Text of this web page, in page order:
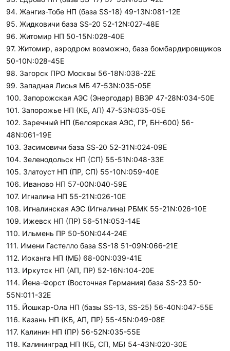
94. Жангиз-Тобе НП (база SS-18) 49-13N:081-12E
95. Жидковичи база SS-20 52-12N:027-48E
96. Житомир НП 50-15N:028-40E
97. Житомир, аэродром возможно, база бомбардировщиков
50-10N:028-45E
98. Загорск ПРО Москвы 56-18N:038-22E
99. Западная Лисья МБ 47-53N:035-05E
100. Запорожская АЭС (Энергодар) ВВЭР 47-28N:034-50E
101. Запорожье НП (КБ, АП) 47-53N:035-05E
102. Заречный НП (Белоярская АЭС, ГР, БН-600) 56-
48N:061-19E
103. Засимовичи база SS-20 52-31N:024-09E
104. Зеленодольск НП (СП) 55-51N:048-33E
105. Златоуст НП (ПР, СП) 55-10N:059-40E
106. Иваново НП 57-00N:040-59E
107. Игналина НП 55-21N:026-10E
108. Игналинская АЭС (Игналина) РБМК 55-21N:026-10E
109. Ижевск НП (ПР) 56-51N:053-14E
110. Ильмень ПР 50-50N:044-24E
111. Имени Гастелло база SS-18 51-09N:066-21E
112. Иоканга НП (МБ) 68-00N:039-41E
113. Иркутск НП (АП, ПР) 52-16N:104-20E
114. Йена-Форст (Восточная Германия) база SS-23 50-
55N:011-32E
115. Йошкар-Ола НП (базы SS-13, SS-25) 56-40N:047-55E
116. Казань НП (КБ, АП, ПР) 55-45N:049-08E
117. Калинин НП (ПР) 56-52N:035-55E
118. Калининград НП (КБ, СП, МБ) 54-43N:020-30E